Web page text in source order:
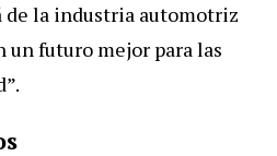
de la industria automotriz
un futuro mejor para las